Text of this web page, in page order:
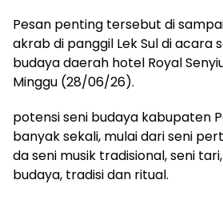
Pesan penting tersebut di
akrab di panggil Lek Sul di acara
budaya daerah hotel Royal
Minggu (28/06/26).
potensi seni budaya kabupaten
banyak sekali, mulai dari seni
da seni musik tradisional, seni
budaya, tradisi dan ritual.